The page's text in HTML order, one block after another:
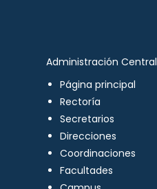
Administración Central
Página principal
Rectoría
Secretarios
Direcciones
Coordinaciones
Facultades